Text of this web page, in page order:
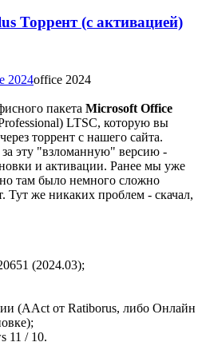
Торрент (с активацией)
office 2024
пакета Microsoft Office
LTSC, которую вы
торрент с нашего сайта.
эту "взломанную" версию -
и активации. Ранее мы уже
там было немного сложно
Тут же никаких проблем - скачал,
(2024.03);
(AAct от Ratiborus, либо Онлайн
11 / 10.